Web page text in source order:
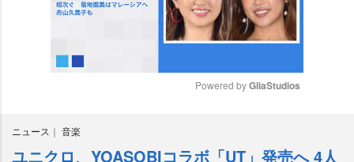
Powered by GliaStudios
ニュース 音楽
ユニクロ、YOASOBIコラボ「UT」発売へ 4人